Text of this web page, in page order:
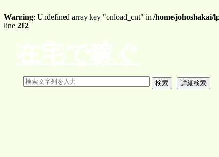
Warning: Undefined array key "onload_cnt" in /home/johoshakai/
line 212